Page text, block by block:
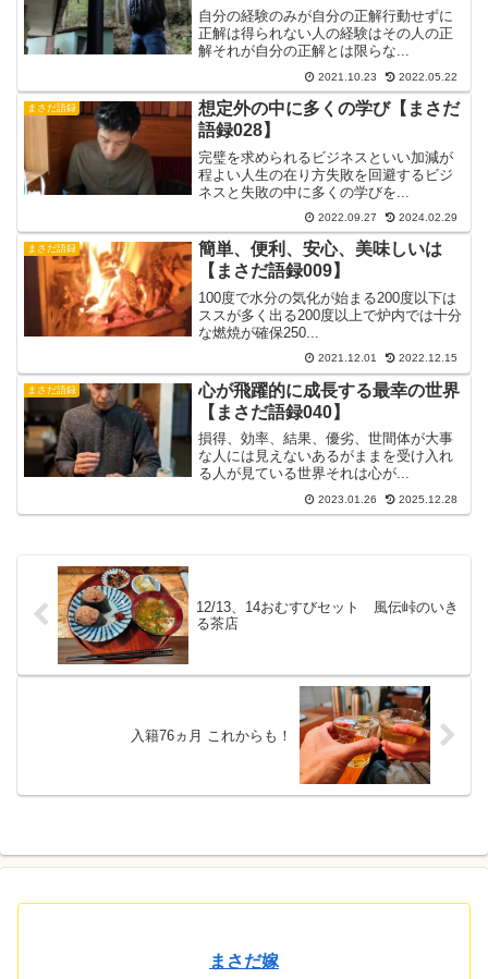
自分の経験のみが自分の正解行動せずに
正解は得られない人の経験はその人の正
解それが自分の正解とは限らな...
2021.10.23 2022.05.22
まさだ語録
想定外の中に多くの学び【まさだ
語録028】
完璧を求められるビジネスといい加減が
程よい人生の在り方失敗を回避するビジ
ネスと失敗の中に多くの学びを...
2022.09.27 2024.02.29
まさだ語録
簡単、便利、安心、美味しいは
【まさだ語録009】
100度で水分の気化が始まる200度以下は
ススが多く出る200度以上で炉内では十分
な燃焼が確保250...
2021.12.01 2022.12.15
まさだ語録
心が飛躍的に成長する最幸の世界
【まさだ語録040】
損得、効率、結果、優劣、世間体が大事
な人には見えないあるがままを受け入れ
る人が見ている世界それは心が...
2023.01.26 2025.12.28
12/13、14おむすびセット 風伝峠のいき
る茶店
入籍76ヵ月 これからも！
まさだ嫁